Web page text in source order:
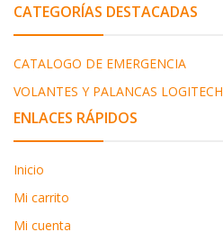
CATEGORÍAS DESTACADAS
CATALOGO DE EMERGENCIA
VOLANTES Y PALANCAS LOGITECH
ENLACES RÁPIDOS
Inicio
Mi carrito
Mi cuenta